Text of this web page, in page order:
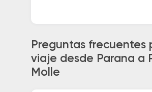
Preguntas frecuentes
viaje desde Parana a
Molle